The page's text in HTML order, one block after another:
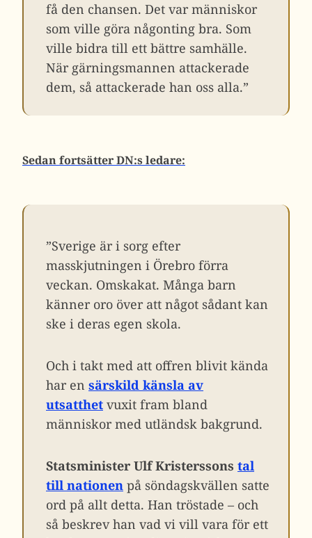
få den chansen. Det var människor
som ville göra någonting bra. Som
ville bidra till ett bättre samhälle.
När gärningsmannen attackerade
dem, så attackerade han oss alla.”
Sedan fortsätter DN:s ledare:
”Sverige är i sorg efter
masskjutningen i Örebro förra
veckan. Omskakat. Många barn
känner oro över att något sådant kan
ske i deras egen skola.
Och i takt med att offren blivit kända
har en särskild känsla av
utsatthet vuxit fram bland
människor med utländsk bakgrund.
Statsminister Ulf Kristerssons tal
till nationen på söndagskvällen satte
ord på allt detta. Han tröstade – och
så beskrev han vad vi vill vara för ett